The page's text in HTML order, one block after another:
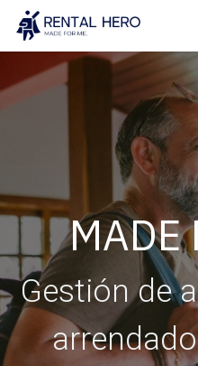
Ir al contenido
MADE
Gestión de